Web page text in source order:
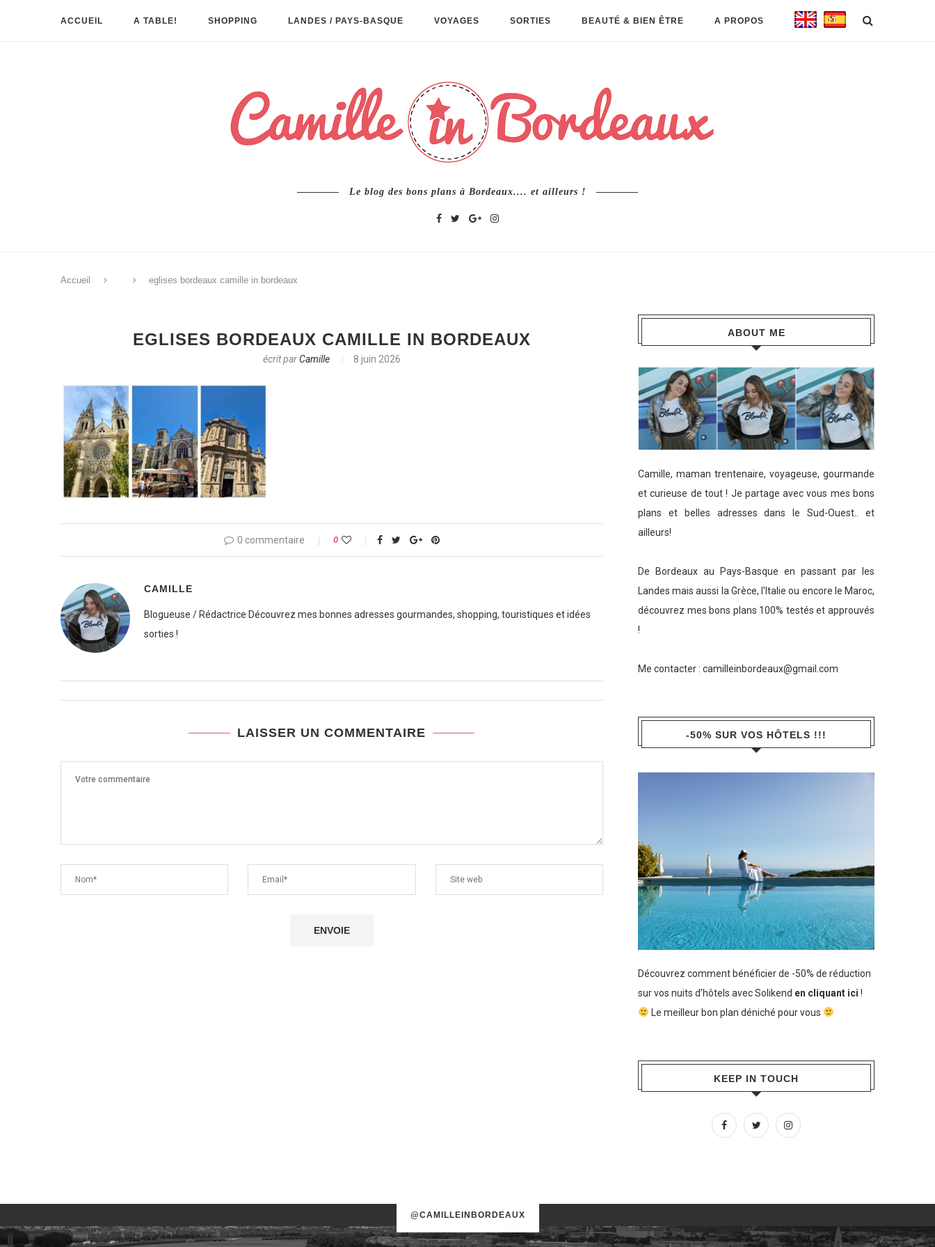
ACCUEIL A TABLE! SHOPPING LANDES / PAYS-BASQUE VOYAGES SORTIES BEAUTÉ & BIEN ÊTRE A PROPOS
Le blog des bons plans à Bordeaux.... et ailleurs !
Accueil eglises bordeaux camille in bordeaux
EGLISES BORDEAUX CAMILLE IN BORDEAUX
écrit parCamille 8 juin 2026
0 commentaire 0
CAMILLE
Blogueuse / Rédactrice Découvrez mes bonnes adresses gourmandes, shopping, touristiques et idées
sorties !
LAISSER UN COMMENTAIRE
ABOUT ME
Camille, maman trentenaire, voyageuse, gourmande
et curieuse de tout ! Je partage avec vous mes bons
plans et belles adresses dans le Sud-Ouest.. et
ailleurs!
De Bordeaux au Pays-Basque en passant par les
Landes mais aussi la Grèce, l'Italie ou encore le Maroc,
découvrez mes bons plans 100% testés et approuvés
!
Me contacter : camilleinbordeaux@gmail.com
-50% SUR VOS HÔTELS !!!
Découvrez comment bénéficier de -50% de réduction
sur vos nuits d’hôtels avec Solikend en cliquant ici !
Le meilleur bon plan déniché pour vous
KEEP IN TOUCH
@CAMILLEINBORDEAUX